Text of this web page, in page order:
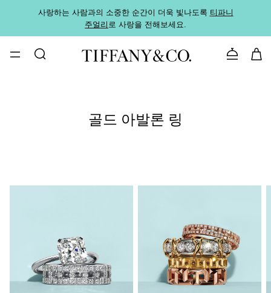
사랑하는 사람과의 소중한 순간이 더욱 빛나도록 티파니
주얼리로 사랑을 전해보세요.
문의하기
골드 아발론 링